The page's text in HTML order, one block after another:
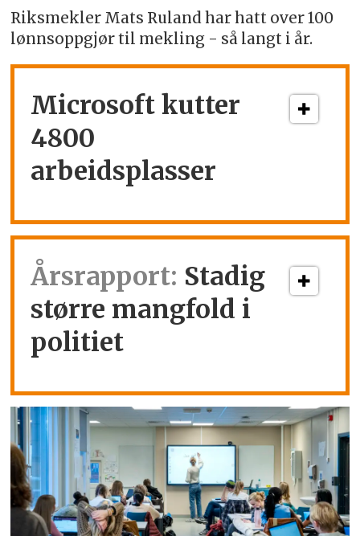
Riksmekler Mats Ruland har hatt over 100
lønnsoppgjør til mekling - så langt i år.
Microsoft kutter
4800
arbeidsplasser
Årsrapport: Stadig
større mangfold i
politiet